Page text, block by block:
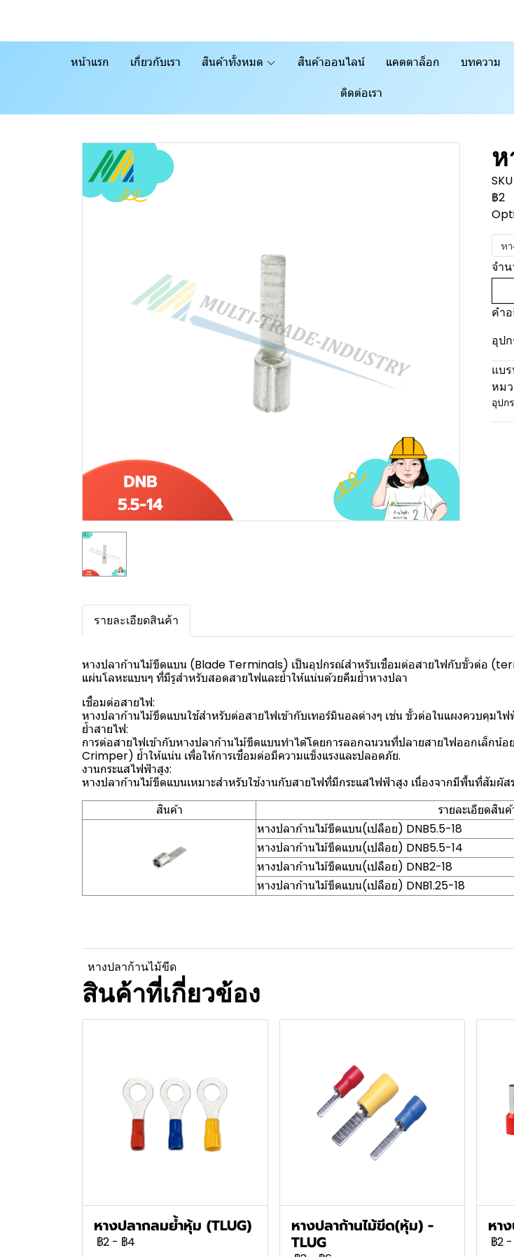
หน้าแรก เกี่ยวกับเรา สินค้าทั้งหมด สินค้าออนไลน์ แคตตาล็อก บทความ
ติดต่อเรา
฿2
หา
จำ
คำ
อุป
แบ
หม
อุปก
รายละเอียดสินค้า
หางปลาก้านไม้ขีดแบน (Blade Terminals) เป็นอุปกรณ์สำหรับเชื่อมต่อสายไฟกับขั้วต่อ
แผ่นโลหะแบนๆ ที่มีรูสำหรับสอดสายไฟและย้ำให้แน่นด้วยคีมย้ำหางปลา
เชื่อมต่อสายไฟ:
หางปลาก้านไม้ขีดแบนใช้สำหรับต่อสายไฟเข้ากับเทอร์มินอลต่างๆ เช่น ขั้วต่อในแผงควบคุมไ
ย้ำสายไฟ:
การต่อสายไฟเข้ากับหางปลาก้านไม้ขีดแบนทำได้โดยการลอกฉนวนที่ปลายสายไฟออกเล็กน้
Crimper) ย้ำให้แน่น เพื่อให้การเชื่อมต่อมีความแข็งแรงและปลอดภัย.
งานกระแสไฟฟ้าสูง:
หางปลาก้านไม้ขีดแบนเหมาะสำหรับใช้งานกับสายไฟที่มีกระแสไฟฟ้าสูง เนื่องจากมีพื้นที่สัมผั
สินค้า
รายละเอียดสินค้
หางปลาก้านไม้ขีดแบน(เปลือย) DNB5.5-18
หางปลาก้านไม้ขีดแบน(เปลือย) DNB5.5-14
หางปลาก้านไม้ขีดแบน(เปลือย) DNB2-18
หางปลาก้านไม้ขีดแบน(เปลือย) DNB1.25-18
หางปลาก้านไม้ขีด
สินค้าที่เกี่ยวข้อง
หางปลากลมย้ำหุ้ม (TLUG)
฿2 - ฿4
หางปลาก้านไม้ขีด(หุ้ม) -
TLUG
หา
฿2 -